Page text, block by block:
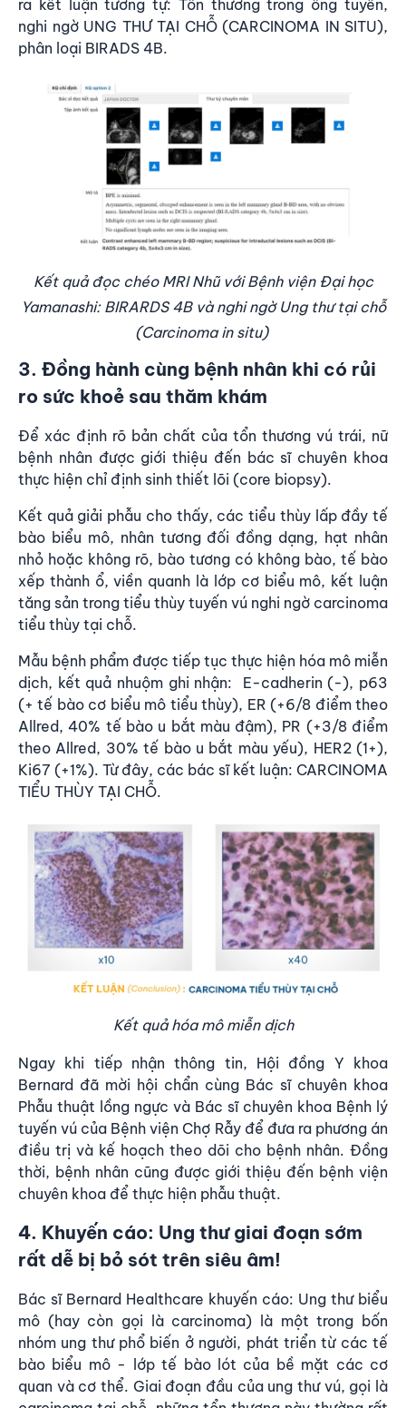
ra kết luận tương tự: Tổn thương trong ống tuyến,
nghi ngờ UNG THƯ TẠI CHỖ (CARCINOMA IN SITU),
phân loại BIRADS 4B.
Kết quả đọc chéo MRI Nhũ với Bệnh viện Đại học
Yamanashi: BIRARDS 4B và nghi ngờ Ung thư tại chỗ
(Carcinoma in situ)
3. Đồng hành cùng bệnh nhân khi có rủi
ro sức khoẻ sau thăm khám
Để xác định rõ bản chất của tổn thương vú trái, nữ
bệnh nhân được giới thiệu đến bác sĩ chuyên khoa
thực hiện chỉ định sinh thiết lõi (core biopsy).
Kết quả giải phẫu cho thấy, các tiểu thùy lấp đầy tế
bào biểu mô, nhân tương đối đồng dạng, hạt nhân
nhỏ hoặc không rõ, bào tương có không bào, tế bào
xếp thành ổ, viền quanh là lớp cơ biểu mô, kết luận
tăng sản trong tiểu thùy tuyến vú nghi ngờ carcinoma
tiểu thùy tại chỗ.
Mẫu bệnh phẩm được tiếp tục thực hiện hóa mô miễn
dịch, kết quả nhuộm ghi nhận: E-cadherin (-), p63
(+ tế bào cơ biểu mô tiểu thùy), ER (+6/8 điểm theo
Allred, 40% tế bào u bắt màu đậm), PR (+3/8 điểm
theo Allred, 30% tế bào u bắt màu yếu), HER2 (1+),
Ki67 (+1%). Từ đây, các bác sĩ kết luận: CARCINOMA
TIỂU THÙY TẠI CHỖ.
Kết quả hóa mô miễn dịch
Ngay khi tiếp nhận thông tin, Hội đồng Y khoa
Bernard đã mời hội chẩn cùng Bác sĩ chuyên khoa
Phẫu thuật lồng ngực và Bác sĩ chuyên khoa Bệnh lý
tuyến vú của Bệnh viện Chợ Rẫy để đưa ra phương án
điều trị và kế hoạch theo dõi cho bệnh nhân. Đồng
thời, bệnh nhân cũng được giới thiệu đến bệnh viện
chuyên khoa để thực hiện phẫu thuật.
4. Khuyến cáo: Ung thư giai đoạn sớm
rất dễ bị bỏ sót trên siêu âm!
Bác sĩ Bernard Healthcare khuyến cáo: Ung thư biểu
mô (hay còn gọi là carcinoma) là một trong bốn
nhóm ung thư phổ biến ở người, phát triển từ các tế
bào biểu mô - lớp tế bào lót của bề mặt các cơ
quan và cơ thể. Giai đoạn đầu của ung thư vú, gọi là